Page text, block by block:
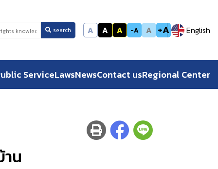
search A A A -A A +A English
ServiceLawsNewsContact usRegional Center
น